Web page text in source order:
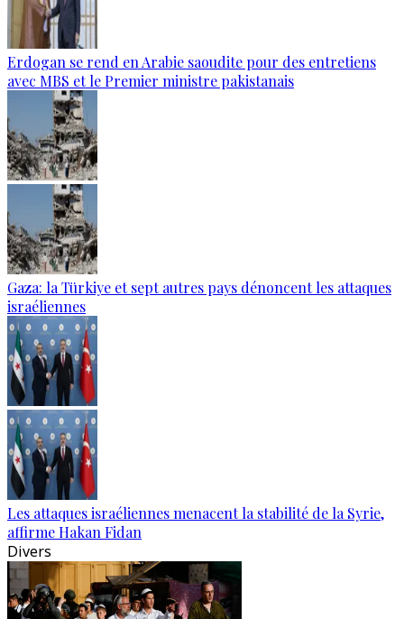
Erdogan se rend en Arabie saoudite pour des entretiens
avec MBS et le Premier ministre pakistanais
Gaza: la Türkiye et sept autres pays dénoncent les attaques
israéliennes
Les attaques israéliennes menacent la stabilité de la Syrie,
affirme Hakan Fidan
Divers